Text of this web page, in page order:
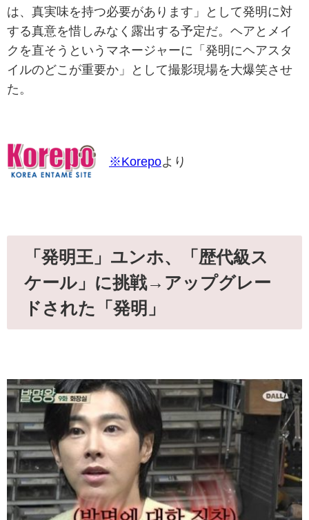
は、真実味を持つ必要があります」として発明に対
する真意を惜しみなく露出する予定だ。ヘアとメイ
クを直そうというマネージャーに「発明にヘアスタ
イルのどこが重要か」として撮影現場を大爆笑させ
た。
※Korepoより
「発明王」ユンホ、「歴代級ス
ケール」に挑戦→アップグレー
ドされた「発明」